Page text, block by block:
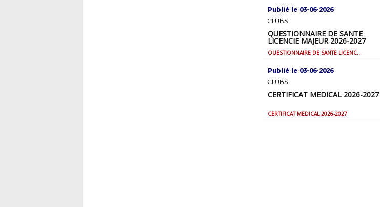
Publié le 03-06-2026
CLUBS
QUESTIONNAIRE DE SANTE
LICENCIE MAJEUR 2026-2027
QUESTIONNAIRE DE SANTE LICENCIE MAJEUR 2026-2027
Publié le 03-06-2026
CLUBS
CERTIFICAT MEDICAL 2026-2027
CERTIFICAT MEDICAL 2026-2027